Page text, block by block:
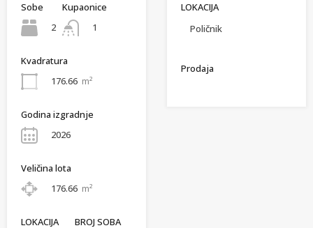
Sobe
2
Kupaonice
1
Kvadratura
176.66 m²
Godina izgradnje
2026
Veličina lota
176.66 m²
LOKACIJA
BROJ SOBA
LOKACIJA
Poličnik
Prodaja